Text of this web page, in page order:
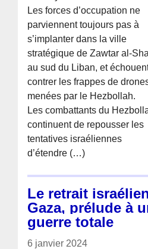
Les forces d’occupation ne
parviennent toujours pas à
s’implanter dans la ville
stratégique de Zawtar al-
au sud du Liban, et
contrer les frappes de
menées par le Hezbollah.
Les combattants du
continuent de repousser les
tentatives israéliennes
d’étendre (…)
Le retrait
Gaza, prélude à
guerre totale
6 janvier 2024